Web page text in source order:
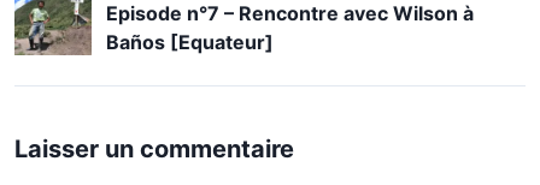
Episode n°7 – Rencontre avec Wilson à
Baños [Equateur]
Laisser un commentaire